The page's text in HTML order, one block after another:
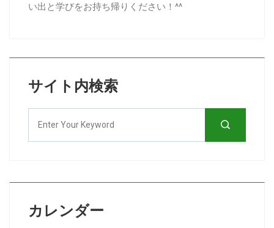
い出と学びをお持ち帰りください！^^
サイト内検索
カレンダー